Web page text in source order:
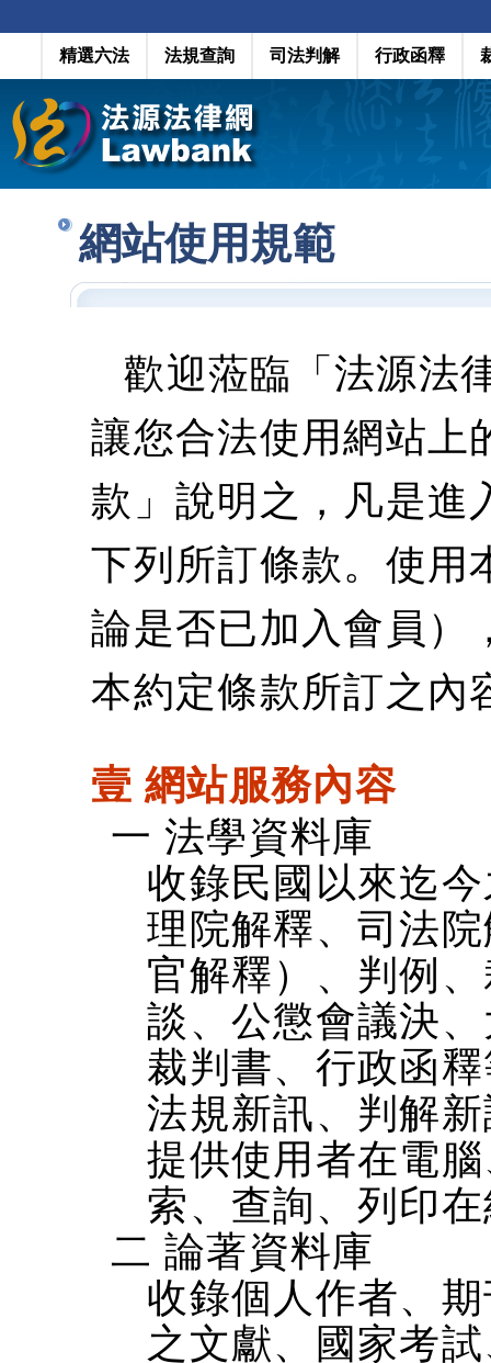
精選六法 法規查詢 司法判解 行政函釋
網站使用規範
歡迎蒞臨「法源法
讓您合法使用網站上
款」說明之，凡是進
下列所訂條款。使用
論是否已加入會員）
本約定條款所訂之內
壹 網站服務內容
一 法學資料庫
收錄民國以來迄
理院解釋、司法
官解釋）、判例
談、公懲會議決
裁判書、行政函
法規新訊、判解
提供使用者在電
索、查詢、列印
二 論著資料庫
收錄個人作者、
之文獻、國家考